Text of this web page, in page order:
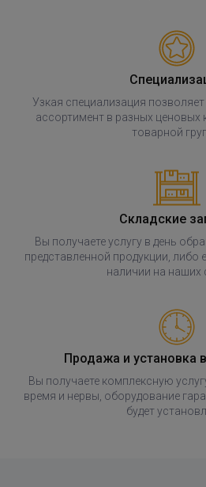
Узкая специализация
ассортимент в разных ценовых
товарной
Складские
Вы получаете услугу в день
представленной продукции, либо
наличии на наших
Продажа и установка
Вы получаете комплексную
время и нервы, оборудование
будет